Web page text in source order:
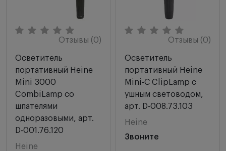
Отзывы (0)
Осветитель
портативный Heine
Mini 3000
CombiLamp со
шпателями
одноразовыми, арт.
D-001.76.120
Heine
Отзывы (0)
Осветитель
портативный Heine
Mini-С ClipLamp с
ушным световодом,
арт. D-008.73.103
Heine
Звоните